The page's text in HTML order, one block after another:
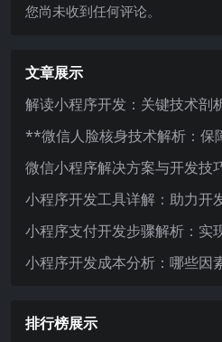
您尚未收到任何评论。
文章展示
解读小程序开发：关键技术剖
**微信人脸核身技术解析：保
微信小程序解决方案与开发技
小程序开发工具详解：助力开
小程序支付开发步骤解析：实
小程序开发成本分析：哪些因
排行榜展示